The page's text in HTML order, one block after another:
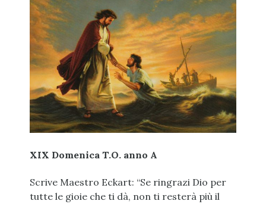
XIX Domenica T.O. anno A
Scrive Maestro Eckart: “Se ringrazi Dio per
tutte le gioie che ti dà, non ti resterà più il